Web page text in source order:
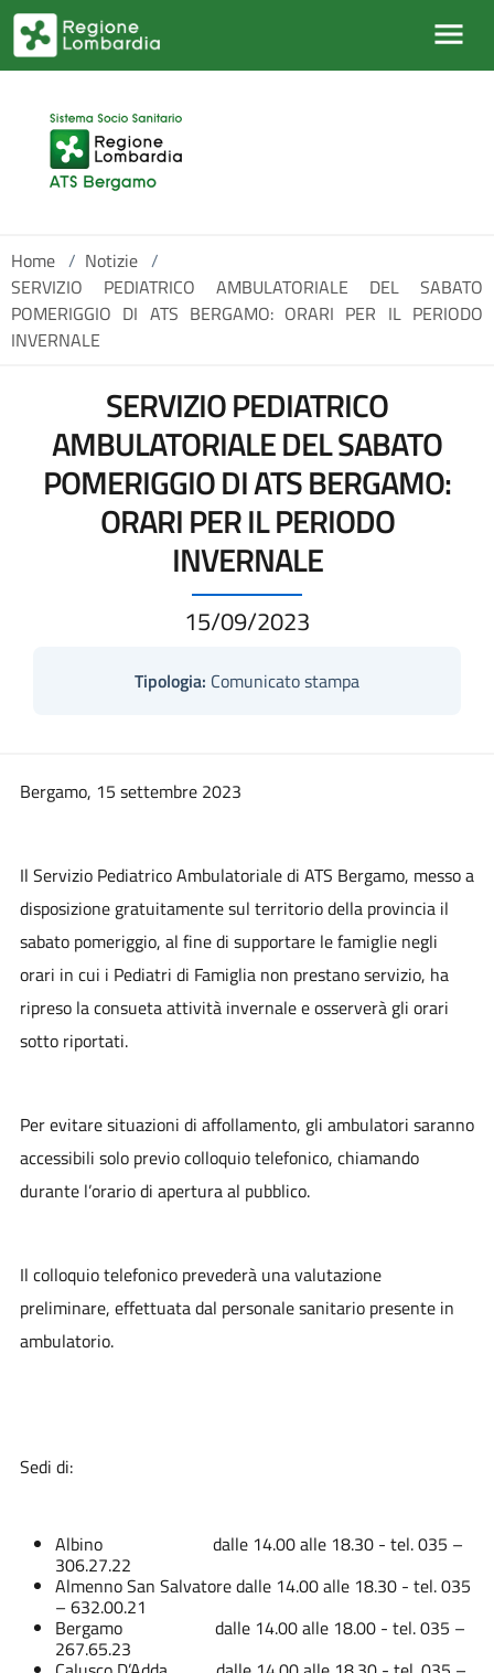
Salta al contenuto principale
Home / Notizie /
SERVIZIO PEDIATRICO AMBULATORIALE DEL SABATO
POMERIGGIO DI ATS BERGAMO: ORARI PER IL PERIODO
INVERNALE
SERVIZIO PEDIATRICO
AMBULATORIALE DEL SABATO
POMERIGGIO DI ATS BERGAMO:
ORARI PER IL PERIODO
INVERNALE
15/09/2023
Tipologia: Comunicato stampa
Bergamo, 15 settembre 2023
Il Servizio Pediatrico Ambulatoriale di ATS Bergamo, messo a
disposizione gratuitamente sul territorio della provincia il
sabato pomeriggio, al fine di supportare le famiglie negli
orari in cui i Pediatri di Famiglia non prestano servizio, ha
ripreso la consueta attività invernale e osserverà gli orari
sotto riportati.
Per evitare situazioni di affollamento, gli ambulatori saranno
accessibili solo previo colloquio telefonico, chiamando
durante l’orario di apertura al pubblico.
Il colloquio telefonico prevederà una valutazione
preliminare, effettuata dal personale sanitario presente in
ambulatorio.
Sedi di:
Albino dalle 14.00 alle 18.30 - tel. 035 –
306.27.22
Almenno San Salvatore dalle 14.00 alle 18.30 - tel. 035
– 632.00.21
Bergamo dalle 14.00 alle 18.00 - tel. 035 –
267.65.23